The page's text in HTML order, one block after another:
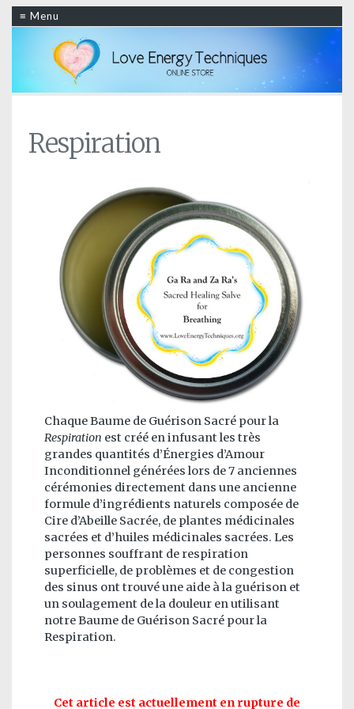
≡ Menu
Respiration
Chaque Baume de Guérison Sacré pour la
Respiration est créé en infusant les très
grandes quantités d’Énergies d’Amour
Inconditionnel générées lors de 7 anciennes
cérémonies directement dans une ancienne
formule d’ingrédients naturels composée de
Cire d’Abeille Sacrée, de plantes médicinales
sacrées et d’huiles médicinales sacrées. Les
personnes souffrant de respiration
superficielle, de problèmes et de congestion
des sinus ont trouvé une aide à la guérison et
un soulagement de la douleur en utilisant
notre Baume de Guérison Sacré pour la
Respiration.
Cet article est actuellement en rupture de